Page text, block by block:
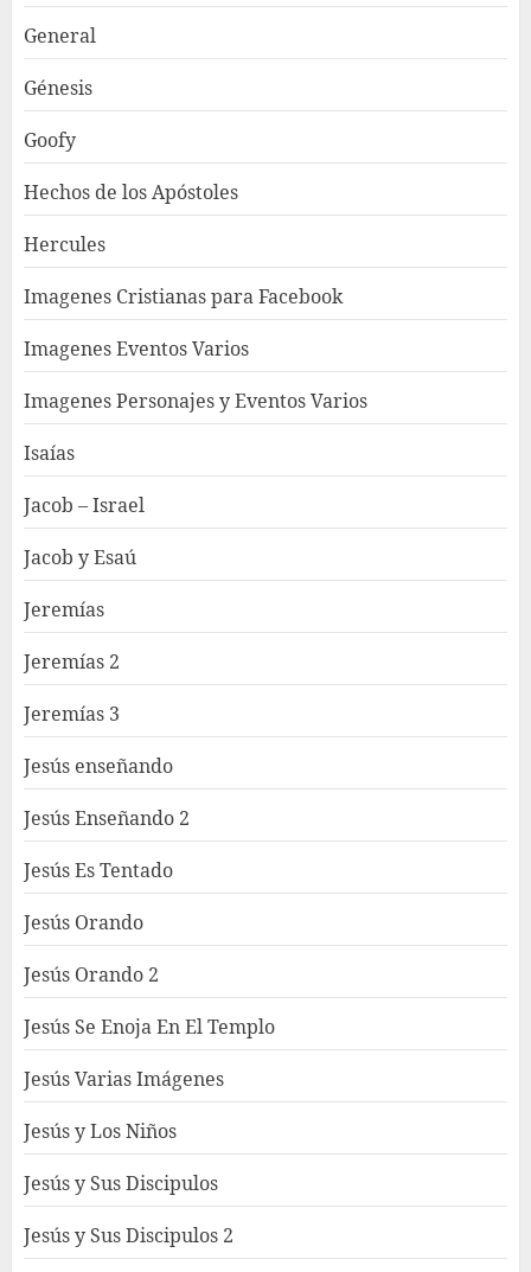
General
Génesis
Goofy
Hechos de los Apóstoles
Hercules
Imagenes Cristianas para Facebook
Imagenes Eventos Varios
Imagenes Personajes y Eventos Varios
Isaías
Jacob – Israel
Jacob y Esaú
Jeremías
Jeremías 2
Jeremías 3
Jesús enseñando
Jesús Enseñando 2
Jesús Es Tentado
Jesús Orando
Jesús Orando 2
Jesús Se Enoja En El Templo
Jesús Varias Imágenes
Jesús y Los Niños
Jesús y Sus Discipulos
Jesús y Sus Discipulos 2